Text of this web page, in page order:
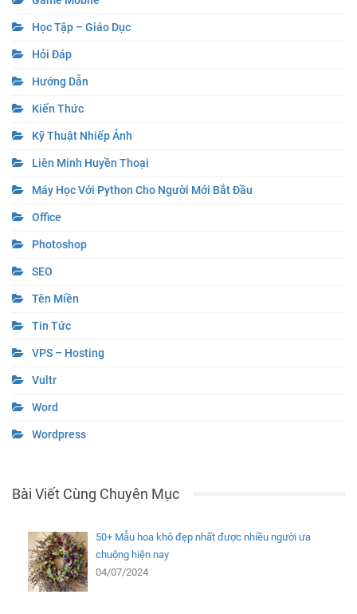
Học Tập – Giáo Dục
Hỏi Đáp
Hướng Dẫn
Kiến Thức
Kỹ Thuật Nhiếp Ảnh
Liên Minh Huyền Thoại
Máy Học Với Python Cho Người Mới Bắt Đầu
Office
Photoshop
SEO
Tên Miền
Tin Tức
VPS – Hosting
Vultr
Word
Wordpress
Bài Viết Cùng Chuyên Mục
50+ Mẫu hoa khô đẹp nhất được nhiều người ưa
chuộng hiện nay
04/07/2024